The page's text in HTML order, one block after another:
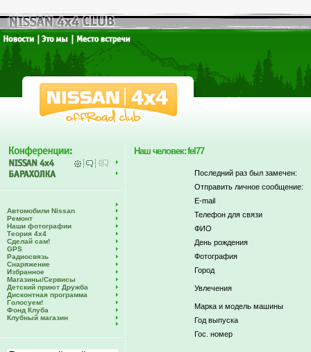
Автомобили Nissan
Ремонт
Наши фотографии
Теория 4х4
Сделай сам!
GPS
Радиосвязь
Снаряжение
Избранное
Магазины/Сервисы
Детский приют Дружба
Дисконтная программа
Голосуем!
Фонд Клуба
Клубный магазин
Наш человек: fel77
Последний раз был замечен:
Отправить личное сообщение:
E-mail
Телефон для связи
ФИО
День рождения
Фотография
Город
Увлечения
Марка и модель машины
Год выпуска
Гос. номер